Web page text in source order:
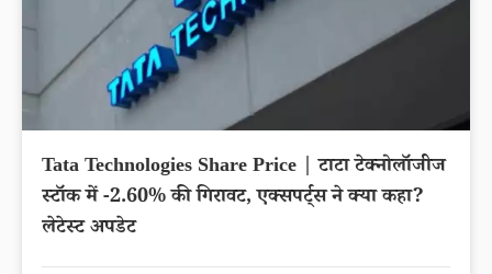
Tata Technologies Share Price | टाटा टेक्नोलॉजीज
स्टॉक में -2.60% की गिरावट, एक्सपर्ट्स ने क्या कहा?
लेटेस्ट अपडेट